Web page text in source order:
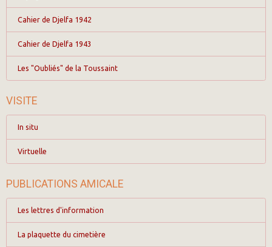
Cahier de Djelfa 1942
Cahier de Djelfa 1943
Les "Oubliés" de la Toussaint
VISITE
In situ
Virtuelle
PUBLICATIONS AMICALE
Les lettres d'information
La plaquette du cimetière